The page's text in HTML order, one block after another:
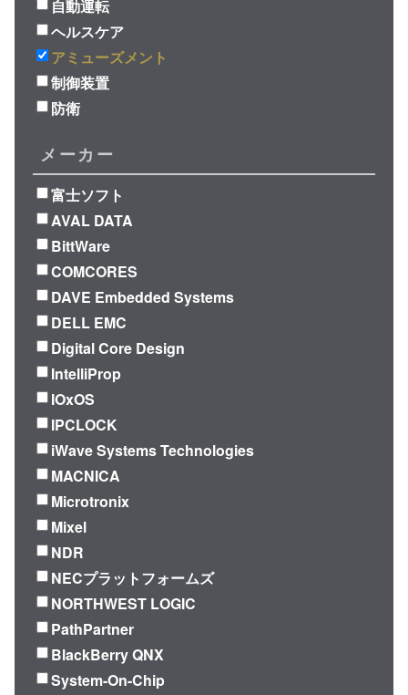
自動運転
ヘルスケア
アミューズメント
制御装置
防衛
メーカー
富士ソフト
AVAL DATA
BittWare
COMCORES
DAVE Embedded Systems
DELL EMC
Digital Core Design
IntelliProp
IOxOS
IPCLOCK
iWave Systems Technologies
MACNICA
Microtronix
Mixel
NDR
NECプラットフォームズ
NORTHWEST LOGIC
PathPartner
BlackBerry QNX
System-On-Chip